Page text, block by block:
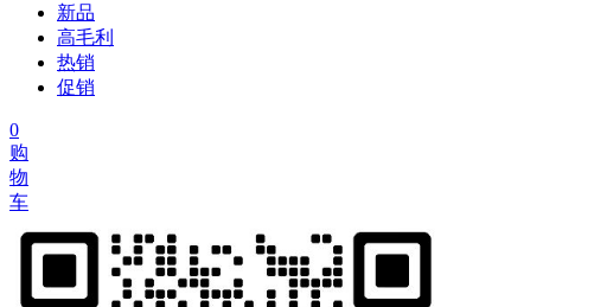
新品
高毛利
热销
促销
0
购
物
车